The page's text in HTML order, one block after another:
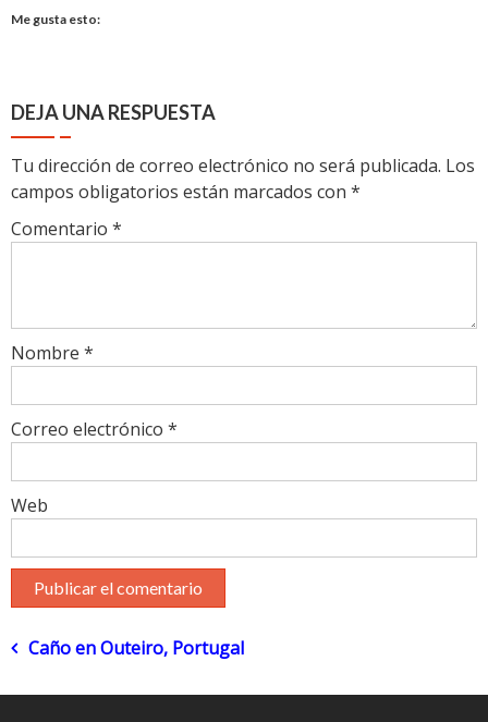
Me gusta esto:
DEJA UNA RESPUESTA
Tu dirección de correo electrónico no será publicada. Los
campos obligatorios están marcados con *
Comentario *
Nombre *
Correo electrónico *
Web
Navegación
de
Caño en Outeiro, Portugal